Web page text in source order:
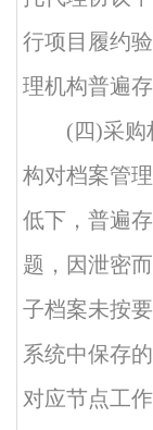
行项目履约
理机构普遍
(四)采购
构对档案管
低下，普遍
题，因泄密
子档案未按
系统中保存
对应节点工